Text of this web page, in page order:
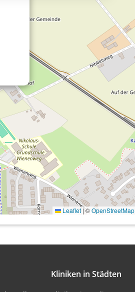
Leaflet|©OpenStreetMap
Kliniken in Städten